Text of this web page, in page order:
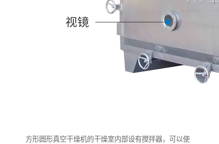
方形圆形真空干燥机的干燥室内部设有搅拌器，可以使